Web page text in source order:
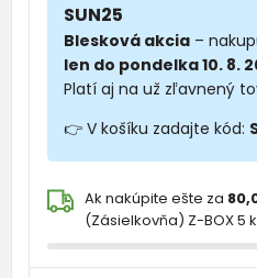
SUN25
Blesková akcia –
len do pondelka 10. 8.
Platí aj na už zľavnený
👉 V košíku zadajte kód:
Ak nakúpite ešte za
(Zásielkovňa) Z-BOX 5